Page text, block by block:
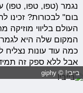
נגמר (טפו, טפו, טפו)
בום" לבכורות? זכינו
העולם בליווי
המקום שלה היא
כמה עוד עונות נצליח
אבל ללא ספק זה
בייבי! © giphy